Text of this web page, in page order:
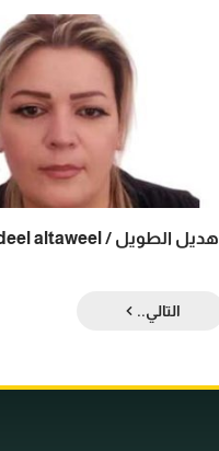
هديل الطويل / hadeel altaweel
التالي..